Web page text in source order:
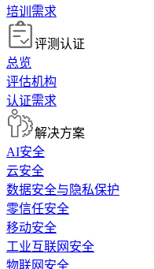
培训需求
评测认证
总览
评估机构
认证需求
解决方案
AI安全
云安全
数据安全与隐私保护
零信任安全
移动安全
工业互联网安全
物联网安全